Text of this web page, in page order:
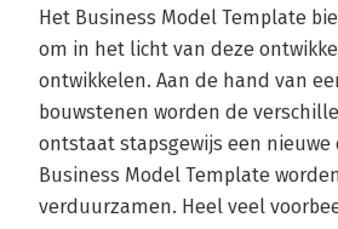
Het Business Model Template
om in het licht van deze
ontwikkelen. Aan de hand van
bouwstenen worden de
ontstaat stapsgewijs een
Business Model Template
verduurzamen. Heel veel